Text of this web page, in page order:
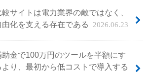
較サイトは電力業界の敵ではなく、
由化を支える存在である
2026.06.23
助金で100万円のツールを半額にす
より、最初から低コストで導入する